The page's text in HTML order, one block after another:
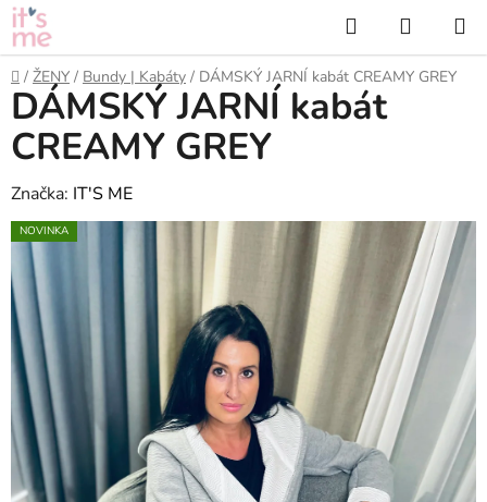
Přejít
na
obsah
Hledat
KOŠÍK
Domů
/ ŽENY / Bundy | Kabáty / DÁMSKÝ JARNÍ kabát CREAMY GREY
DÁMSKÝ JARNÍ kabát
CREAMY GREY
Značka: IT'S ME
NOVINKA